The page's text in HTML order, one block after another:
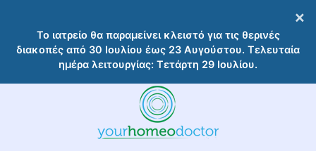
Το ιατρείο θα παραμείνει κλειστό για τις θερινές
διακοπές από 30 Ιουλίου έως 23 Αυγούστου. Τελευταία
ημέρα λειτουργίας: Τετάρτη 29 Ιουλίου.
×
περιεχόμενο